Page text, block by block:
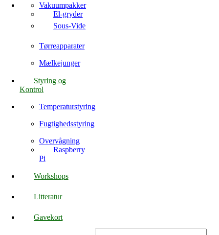
Vakuumpakker
El-gryder
Sous-Vide
Tørreapparater
Mælkejunger
Styring og
Kontrol
Temperaturstyring
Fugtighedsstyring
Overvågning
Raspberry
Pi
Workshops
Litteratur
Gavekort